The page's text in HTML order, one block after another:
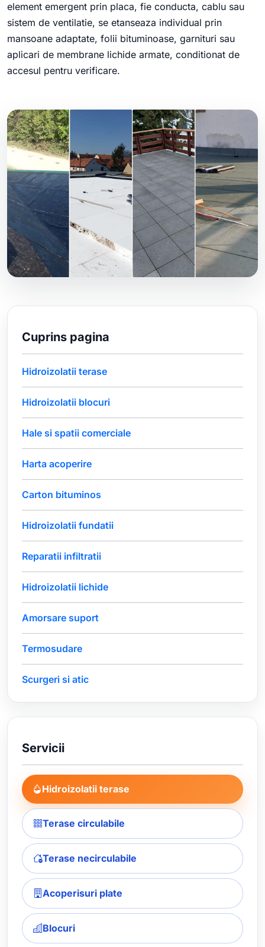
element emergent prin placa, fie conducta, cablu sau
sistem de ventilatie, se etanseaza individual prin
mansoane adaptate, folii bituminoase, garnituri sau
aplicari de membrane lichide armate, conditionat de
accesul pentru verificare.
Cuprins pagina
Hidroizolatii terase
Hidroizolatii blocuri
Hale si spatii comerciale
Harta acoperire
Carton bituminos
Hidroizolatii fundatii
Reparatii infiltratii
Hidroizolatii lichide
Amorsare suport
Termosudare
Scurgeri si atic
Servicii
Hidroizolatii terase
Terase circulabile
Terase necirculabile
Acoperisuri plate
Blocuri